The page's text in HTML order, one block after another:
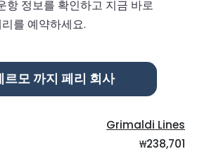
항 정보를 확인하고 지금 바로
를 예약하세요.
모 까지 페리 회사
Grimaldi Lines
₩238,701